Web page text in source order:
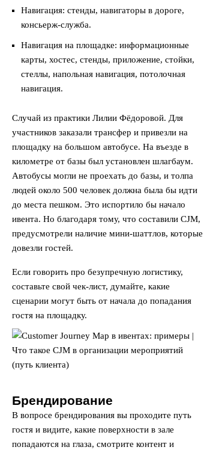
Навигация: стенды, навигаторы в дороге,
консьерж-служба.
Навигация на площадке: информационные
карты, хостес, стенды, приложение, стойки,
стеллы, напольная навигация, потолочная
навигация.
Случай из практики Лилии Фёдоровой. Для
участников заказали трансфер и привезли на
площадку на большом автобусе. На въезде в
километре от базы был установлен шлагбаум.
Автобусы могли не проехать до базы, и толпа
людей около 500 человек должна была бы идти
до места пешком. Это испортило бы начало
ивента. Но благодаря тому, что составили CJM,
предусмотрели наличие мини-шаттлов, которые
довезли гостей.
Если говорить про безупречную логистику,
составьте свой чек-лист, думайте, какие
сценарии могут быть от начала до попадания
гостя на площадку.
Брендирование
В вопросе брендирования вы проходите путь
гостя и видите, какие поверхности в зале
попадаются на глаза, смотрите контент и